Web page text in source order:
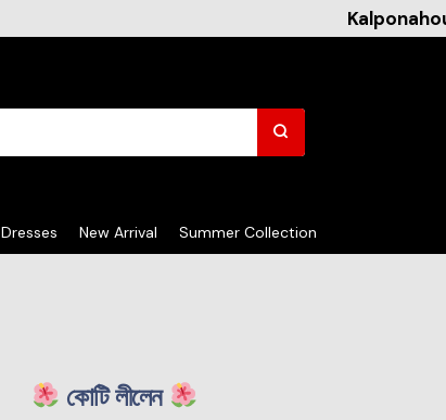
Kalponahouse
Dresses New Arrival Summer Collection
কোটি লীলেন